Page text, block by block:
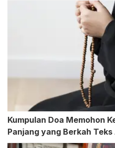
Kumpulan Doa Memohon
Panjang yang Berkah